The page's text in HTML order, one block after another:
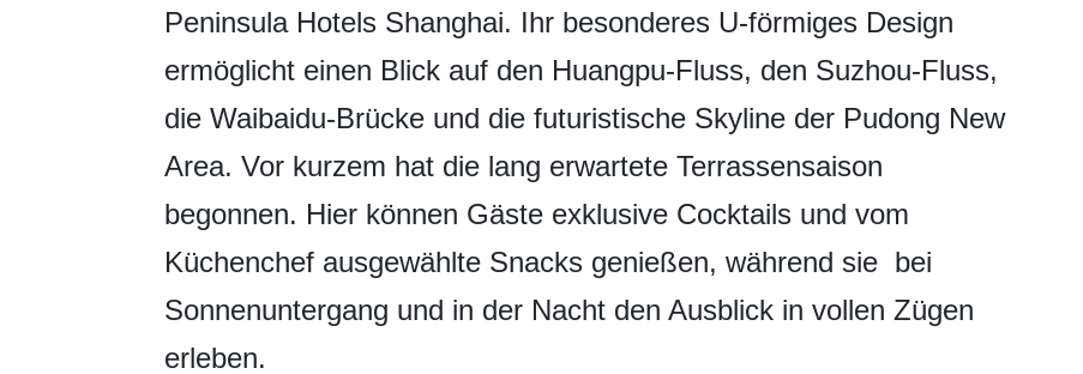
Peninsula Hotels Shanghai. Ihr besonderes U-förmiges Design
ermöglicht einen Blick auf den Huangpu-Fluss, den Suzhou-Fluss,
die Waibaidu-Brücke und die futuristische Skyline der Pudong New
Area. Vor kurzem hat die lang erwartete Terrassensaison
begonnen. Hier können Gäste exklusive Cocktails und vom
Küchenchef ausgewählte Snacks genießen, während sie bei
Sonnenuntergang und in der Nacht den Ausblick in vollen Zügen
erleben.